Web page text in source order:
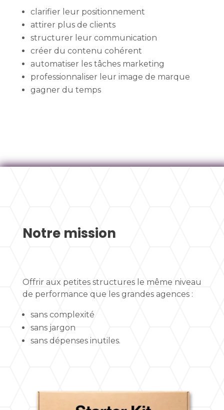
clarifier leur positionnement
attirer plus de clients
structurer leur communication
créer du contenu cohérent
automatiser les tâches marketing
professionnaliser leur image de marque
gagner du temps
Notre mission
Offrir aux petites structures le même niveau
de performance que les grandes agences :
sans complexité
sans jargon
sans dépenses inutiles.